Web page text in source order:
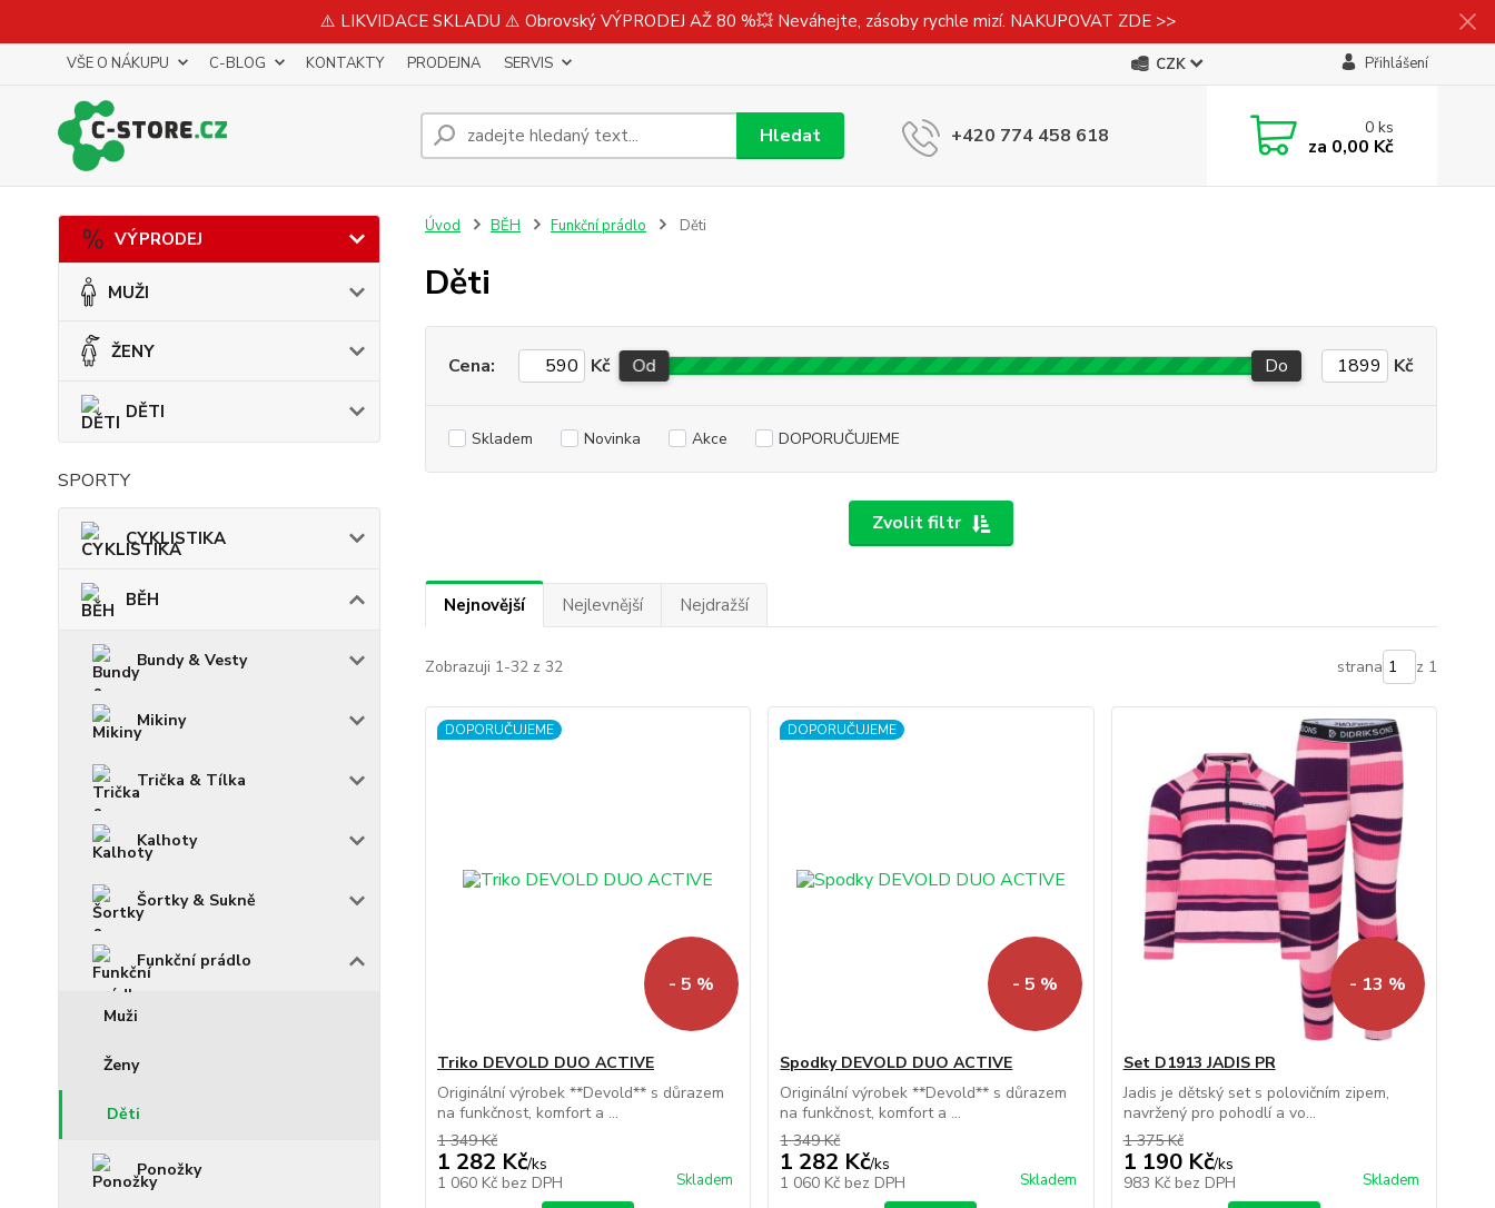
⚠️ LIKVIDACE SKLADU ⚠️ Obrovský VÝPRODEJ AŽ 80 %💥 Neváhejte, zásoby rychle mizí. NAKUPOVAT ZDE >>
VŠE O NÁKUPU C-BLOG KONTAKTY PRODEJNA SERVIS CZK Přihlášení
Hledat +420 774 458 618 0ks
za 0,00 Kč
VÝPRODEJ
MUŽI
ŽENY
DĚTI
SPORTY
CYKLISTIKA
BĚH
Bundy & Vesty
Mikiny
Trička & Tílka
Kalhoty
Šortky & Sukně
Funkční prádlo
Muži
Ženy
Děti
Ponožky
Úvod BĚH Funkční prádlo Děti
Děti
Zvolit filtr
Cena: Kč Od Do Kč
Skladem Novinka Akce DOPORUČUJEME
Nejnovější Nejlevnější Nejdražší
Zobrazuji 1-32 z 32 strana z 1
DOPORUČUJEME
- 5 %
Triko DEVOLD DUO ACTIVE
Originální výrobek **Devold** s důrazem
na funkčnost, komfort a ...
1 349 Kč
1 282 Kč/ks
1 060 Kč bez DPH Skladem
DOPORUČUJEME
- 5 %
Spodky DEVOLD DUO ACTIVE
Originální výrobek **Devold** s důrazem
na funkčnost, komfort a ...
1 349 Kč
1 282 Kč/ks
1 060 Kč bez DPH Skladem
- 13 %
Set D1913 JADIS PR
Jadis je dětský set s polovičním zipem,
navržený pro pohodlí a vo...
1 375 Kč
1 190 Kč/ks
983 Kč bez DPH Skladem